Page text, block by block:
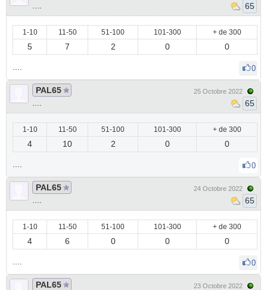
65
1-10 11-50 51-100 101-300 + de 300
5 7 2 0 0
0
PAL65
25 Octobre 2022
65
1-10 11-50 51-100 101-300 + de 300
4 10 2 0 0
0
PAL65
24 Octobre 2022
65
1-10 11-50 51-100 101-300 + de 300
4 6 0 0 0
0
PAL65
23 Octobre 2022